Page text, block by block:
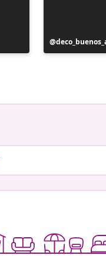
Postare
publicată